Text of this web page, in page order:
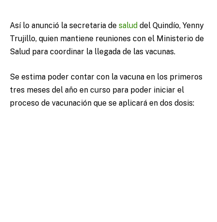
Así lo anunció la secretaria de salud del Quindío, Yenny
Trujillo, quien mantiene reuniones con el Ministerio de
Salud para coordinar la llegada de las vacunas.
Se estima poder contar con la vacuna en los primeros
tres meses del año en curso para poder iniciar el
proceso de vacunación que se aplicará en dos dosis: